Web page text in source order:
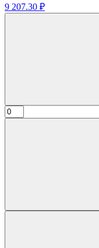
9 207.30 ₽